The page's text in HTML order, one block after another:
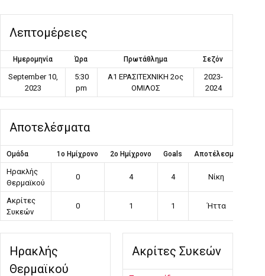
Λεπτομέρειες
Ημερομηνία Ώρα Πρωτάθλημα Σεζόν
September 10,
2023
5:30
pm
Α1 ΕΡΑΣΙΤΕΧΝΙΚΗ 2ος
ΟΜΙΛΟΣ
2023-
2024
Αποτελέσματα
Ομάδα 1ο Ημίχρονο 2ο Ημίχρονο Goals Αποτέλεσμα
Ηρακλής
Θερμαϊκού
0 4 4 Νίκη
Ακρίτες
Συκεών
0 1 1 Ήττα
Ηρακλής
Θερμαϊκού
Ακρίτες Συκεών